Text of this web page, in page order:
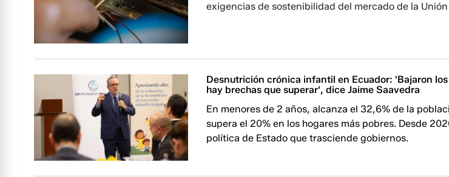
exigencias de sostenibilidad del mercado de la Unión
Desnutrición crónica infantil en Ecuador: 'Bajaron
hay brechas que superar', dice Jaime Saavedra
En menores de 2 años, alcanza el 32,6% de la
supera el 20% en los hogares más pobres. Desde
política de Estado que trasciende gobiernos.